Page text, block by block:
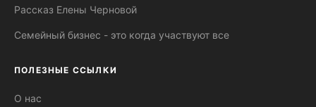
Рассказ Елены Черновой
Семейный бизнес - это когда участвуют все
ПОЛЕЗНЫЕ ССЫЛКИ
О нас